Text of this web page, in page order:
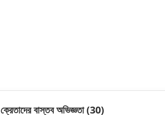
ক্রেতাদের বাস্তব অভিজ্ঞতা(30)